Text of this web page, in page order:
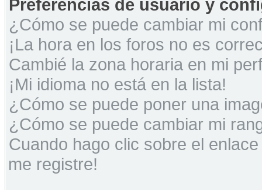
Preferencias de usuario y
¿Cómo se puede cambiar mi
¡La hora en los foros no es
Cambié la zona horaria en mi
¡Mi idioma no está en la lista!
¿Cómo se puede poner una
¿Cómo se puede cambiar mi
Cuando hago clic sobre el
me registre!